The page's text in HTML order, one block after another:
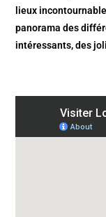
lieux
panorama des
intéressants, des